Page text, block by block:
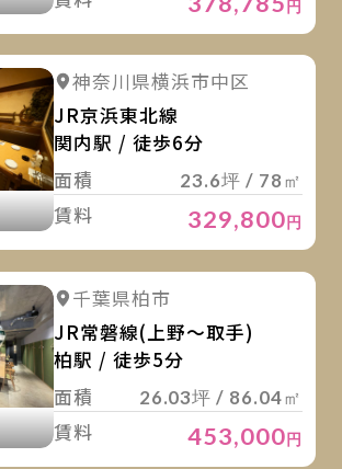
円
詳細を見る 詳細を見る
神奈川県横浜市中区
JR京浜東北線
関内駅 / 徒歩6分
面積
23.6坪 / 78㎡
賃料 329,800円
詳細を見る
千葉県柏市
JR常磐線(上野～取手)
柏駅 / 徒歩5分
面積
26.03坪 / 86.04㎡
賃料 453,000円